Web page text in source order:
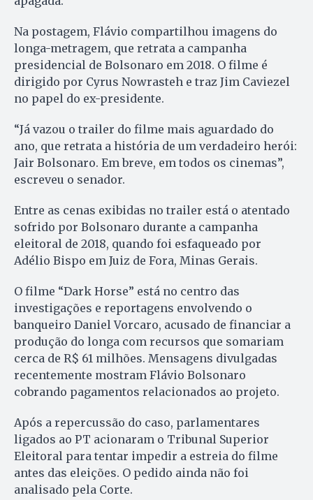
Na postagem, Flávio compartilhou imagens do
longa-metragem, que retrata a campanha
presidencial de Bolsonaro em 2018. O filme é
dirigido por Cyrus Nowrasteh e traz Jim Caviezel
no papel do ex-presidente.
“Já vazou o trailer do filme mais aguardado do
ano, que retrata a história de um verdadeiro herói:
Jair Bolsonaro. Em breve, em todos os cinemas”,
escreveu o senador.
Entre as cenas exibidas no trailer está o atentado
sofrido por Bolsonaro durante a campanha
eleitoral de 2018, quando foi esfaqueado por
Adélio Bispo em Juiz de Fora, Minas Gerais.
O filme “Dark Horse” está no centro das
investigações e reportagens envolvendo o
banqueiro Daniel Vorcaro, acusado de financiar a
produção do longa com recursos que somariam
cerca de R$ 61 milhões. Mensagens divulgadas
recentemente mostram Flávio Bolsonaro
cobrando pagamentos relacionados ao projeto.
Após a repercussão do caso, parlamentares
ligados ao PT acionaram o Tribunal Superior
Eleitoral para tentar impedir a estreia do filme
antes das eleições. O pedido ainda não foi
analisado pela Corte.